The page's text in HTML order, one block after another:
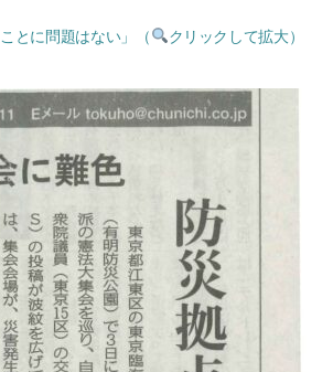
とに問題はない」（ クリックして拡大）